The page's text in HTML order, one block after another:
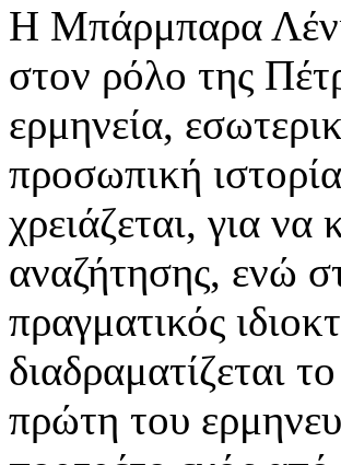
Η Μπάρμπαρα
στον ρόλο της
ερμηνεία,
προσωπική
χρειάζεται, για
αναζήτησης, ενώ
πραγματικός
διαδραματίζεται
πρώτη του